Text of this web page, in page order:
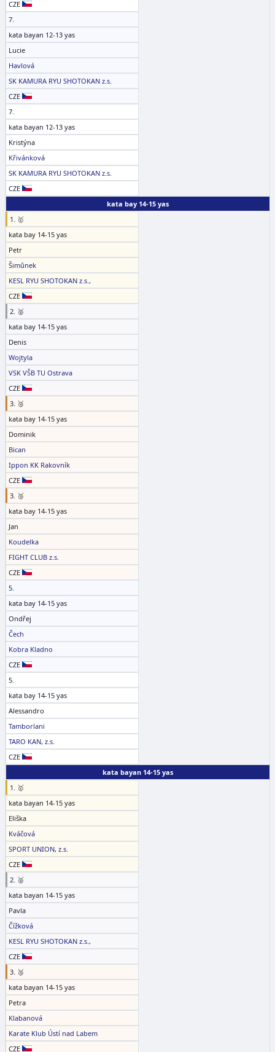
CZE
7.
kata bayan 12-13 yas
Lucie
Havlová
SK KAMURA RYU SHOTOKAN z.s.
CZE
7.
kata bayan 12-13 yas
Kristýna
Křivánková
SK KAMURA RYU SHOTOKAN z.s.
CZE
kata bay 14-15 yas
1. 🥇
kata bay 14-15 yas
Petr
Šimůnek
KESL RYU SHOTOKAN z.s.,
CZE
2. 🥈
kata bay 14-15 yas
Denis
Wojtyla
VSK VŠB TU Ostrava
CZE
3. 🥉
kata bay 14-15 yas
Dominik
Bican
Ippon KK Rakovník
CZE
3. 🥉
kata bay 14-15 yas
Jan
Koudelka
FIGHT CLUB z.s.
CZE
5.
kata bay 14-15 yas
Ondřej
Čech
Kobra Kladno
CZE
5.
kata bay 14-15 yas
Alessandro
Tamborlani
TARO KAN, z.s.
CZE
kata bayan 14-15 yas
1. 🥇
kata bayan 14-15 yas
Eliška
Kváčová
SPORT UNION, z.s.
CZE
2. 🥈
kata bayan 14-15 yas
Pavla
Čížková
KESL RYU SHOTOKAN z.s.,
CZE
3. 🥉
kata bayan 14-15 yas
Petra
Klabanová
Karate Klub Ústí nad Labem
CZE